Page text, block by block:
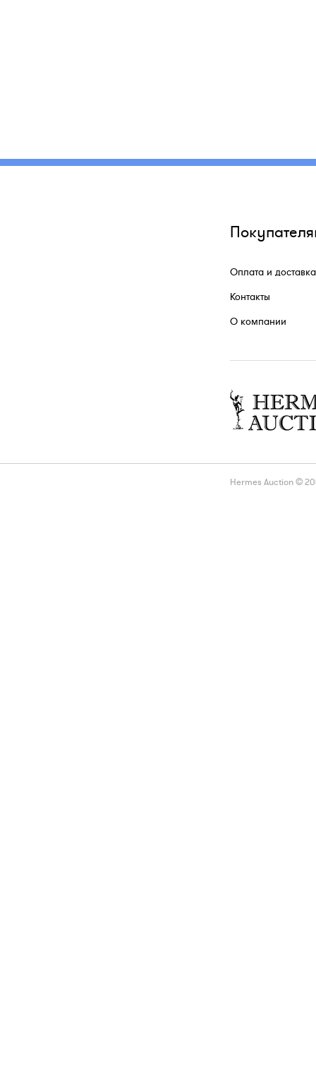
Оплата и доставка
Контакты
О компании
Hermes Auction ©